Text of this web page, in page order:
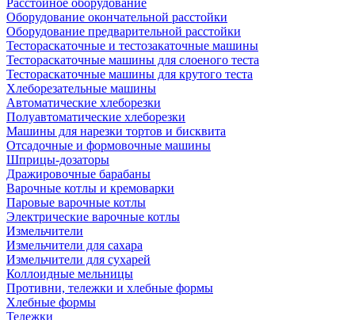
Расстойное оборудование
Оборудование окончательной расстойки
Оборудование предварительной расстойки
Тестораскаточные и тестозакаточные машины
Тестораскаточные машины для слоеного теста
Тестораскаточные машины для крутого теста
Хлеборезательные машины
Автоматические хлеборезки
Полуавтоматические хлеборезки
Машины для нарезки тортов и бисквита
Отсадочные и формовочные машины
Шприцы-дозаторы
Дражировочные барабаны
Варочные котлы и кремоварки
Паровые варочные котлы
Электрические варочные котлы
Измельчители
Измельчители для сахара
Измельчители для сухарей
Коллоидные мельницы
Противни, тележки и хлебные формы
Хлебные формы
Тележки